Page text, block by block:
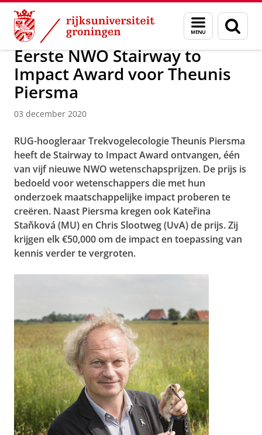
Skip
Content
Skip
Navigation
Menu
en
zoeken
Over ons Actueel Nieuws Nieuwsberichten
Eerste NWO Stairway to
Impact Award voor Theunis
Piersma
03 december 2020
RUG-hoogleraar Trekvogelecologie Theunis Piersma
heeft de Stairway to Impact Award ontvangen, één
van vijf nieuwe NWO wetenschapsprijzen. De prijs is
bedoeld voor wetenschappers die met hun
onderzoek maatschappelijke impact proberen te
creëren. Naast Piersma kregen ook Kateřina
Staňková (MU) en Chris Slootweg (UvA) de prijs. Zij
krijgen elk €50,000 om de impact en toepassing van
kennis verder te vergroten.